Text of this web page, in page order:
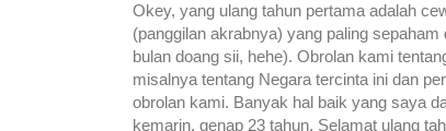
Okey, yang ulang tahun pertama adalah
(panggilan akrabnya) yang paling
bulan doang sii, hehe). Obrolan kami
misalnya tentang Negara tercinta ini dan
obrolan kami. Banyak hal baik yang saya
kemarin, genap 23 tahun. Selamat ulang